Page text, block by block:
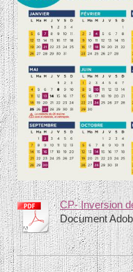
CP- Inversion
Document